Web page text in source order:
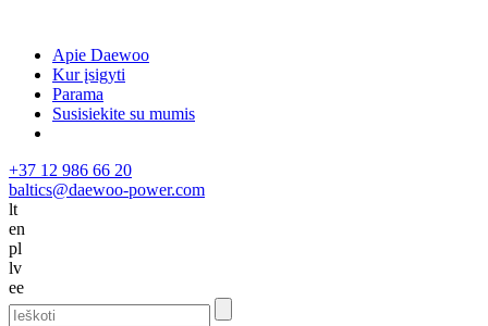
Apie Daewoo
Kur įsigyti
Parama
Susisiekite su mumis
+37 12 986 66 20
baltics@daewoo-power.com
lt
en
pl
lv
ee